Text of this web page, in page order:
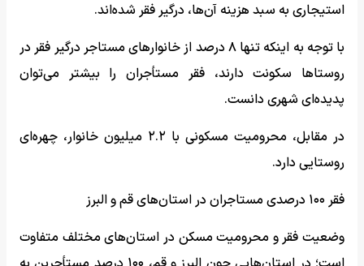
استیجاری به سبد هزینه آن‌ها، درگیر فقر شده‌اند.
با توجه به اینکه تنها ۸ درصد از خانوارهای مستاجر درگیر فقر در
روستاها سکونت دارند، فقر مستأجران را بیشتر می‌توان
پدیده‌ای شهری دانست.
در مقابل، محرومیت مسکونی با ۲.۲ میلیون خانوار، چهره‌ای
روستایی دارد.
فقر ۱۰۰ درصدی مستاجران در استان‌های قم و البرز
وضعیت فقر و محرومیت مسکن در استان‌های مختلف متفاوت